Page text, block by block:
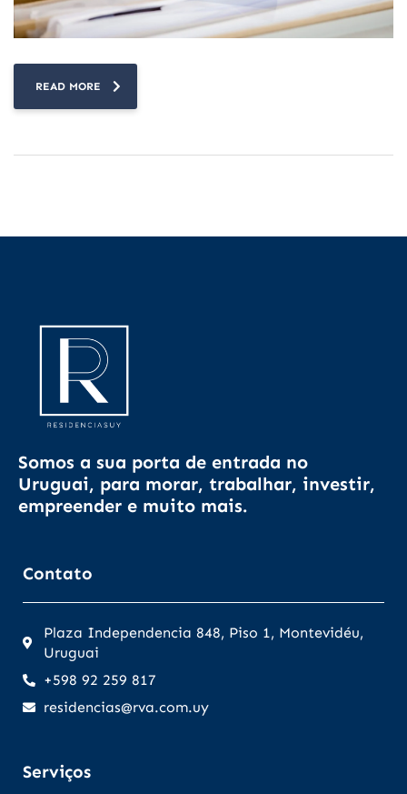
READ MORE
Somos a sua porta de entrada no
Uruguai, para morar, trabalhar, investir,
empreender e muito mais.
Contato
Plaza Independencia 848, Piso 1, Montevidéu,
Uruguai
+598 92 259 817
residencias@rva.com.uy
Serviços